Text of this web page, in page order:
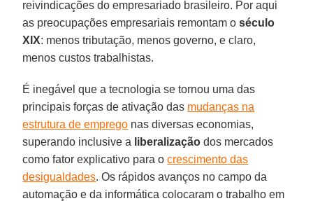
reivindicações do empresariado brasileiro. Por aqui
as preocupações empresariais remontam o século
XIX: menos tributação, menos governo, e claro,
menos custos trabalhistas.
É inegável que a tecnologia se tornou uma das
principais forças de ativação das mudanças na
estrutura de emprego nas diversas economias,
superando inclusive a liberalização dos mercados
como fator explicativo para ocrescimento das
desigualdades. Os rápidos avanços no campo da
automação e da informática colocaram o trabalho em